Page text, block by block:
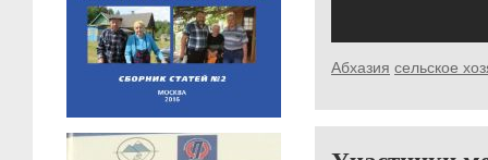
Абхазия сельское